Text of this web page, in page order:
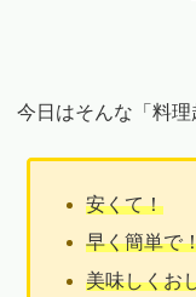
今日はそんな「料
安くて！
早く簡単で
美味しくお